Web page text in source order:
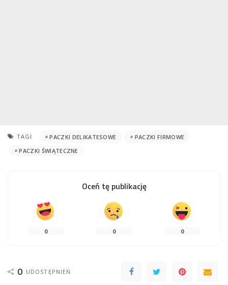
TAGI PACZKI DELIKATESOWE
PACZKI FIRMOWE
PACZKI ŚWIĄTECZNE
Oceń tę publikację
0 0 0
0 UDOSTĘPNIEŃ